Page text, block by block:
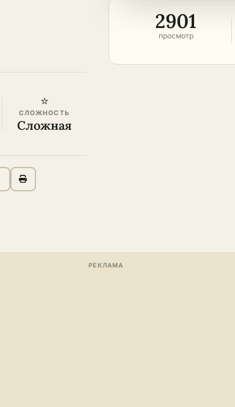
2901
просмотр
⭐
СЛОЖНОСТЬ
Сложная